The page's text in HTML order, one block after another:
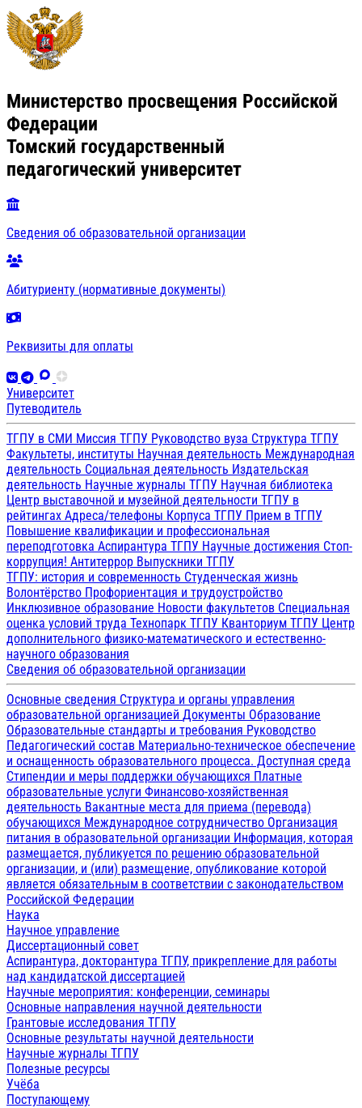
Министерство просвещения Российской
Федерации
Томский государственный
педагогический университет
Сведения об образовательной организации
Абитуриенту (нормативные документы)
Реквизиты для оплаты
Университет
Путеводитель
ТГПУ в СМИ Миссия ТГПУ Руководство вуза Структура ТГПУ
Факультеты, институты Научная деятельность Международная
деятельность Социальная деятельность Издательская
деятельность Научные журналы ТГПУ Научная библиотека
Центр выставочной и музейной деятельности ТГПУ в
рейтингах Адреса/телефоны Корпуса ТГПУ Прием в ТГПУ
Повышение квалификации и профессиональная
переподготовка Аспирантура ТГПУ Научные достижения Стоп-
коррупция! Антитеррор Выпускники ТГПУ
ТГПУ: история и современность Студенческая жизнь
Волонтёрство Профориентация и трудоустройство
Инклюзивное образование Новости факультетов Специальная
оценка условий труда Технопарк ТГПУ Кванториум ТГПУ Центр
дополнительного физико-математического и естественно-
научного образования
Сведения об образовательной организации
Основные сведения Структура и органы управления
образовательной организацией Документы Образование
Образовательные стандарты и требования Руководство
Педагогический состав Материально-техническое обеспечение
и оснащенность образовательного процесса. Доступная среда
Стипендии и меры поддержки обучающихся Платные
образовательные услуги Финансово-хозяйственная
деятельность Вакантные места для приема (перевода)
обучающихся Международное сотрудничество Организация
питания в образовательной организации Информация, которая
размещается, публикуется по решению образовательной
организации, и (или) размещение, опубликование которой
является обязательным в соответствии с законодательством
Российской Федерации
Наука
Научное управление
Диссертационный совет
Аспирантура, докторантура ТГПУ, прикрепление для работы
над кандидатской диссертацией
Научные мероприятия: конференции, семинары
Основные направления научной деятельности
Грантовые исследования ТГПУ
Основные результаты научной деятельности
Научные журналы ТГПУ
Полезные ресурсы
Учёба
Поступающему